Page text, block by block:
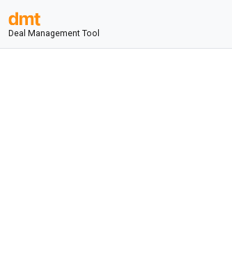
Deal Management Tool